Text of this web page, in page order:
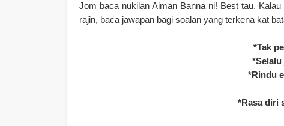
Jom baca nukilan Aiman Banna ni! Best tau.
rajin, baca jawapan bagi soalan yang terkena kat
*Tak
*Rindu
*Rasa diri